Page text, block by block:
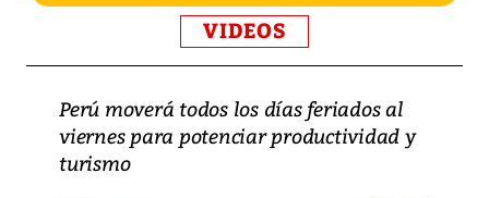
VIDEOS
Perú moverá todos los días feriados al
viernes para potenciar productividad y
turismo